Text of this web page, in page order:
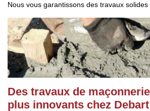
Nous vous garantissons des travaux solides
Des travaux de
plus innovants chez